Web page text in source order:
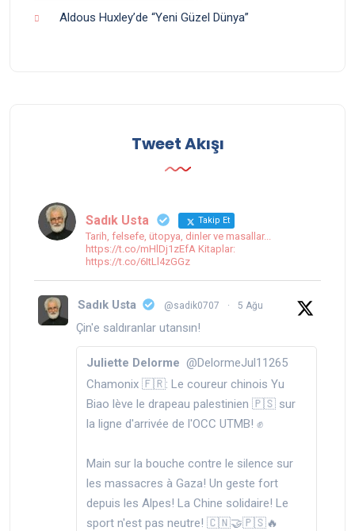
Aldous Huxley’de “Yeni Güzel Dünya”
Tweet Akışı
Sadık Usta Takip Et
Tarih, felsefe, ütopya, dinler ve masallar...
https://t.co/mHlDj1zEfA Kitaplar:
https://t.co/6ItLl4zGGz
Sadık Usta @sadik0707 · 5 Ağu
Çin'e saldıranlar utansın!
Juliette Delorme @DelormeJul11265
Chamonix 🇫🇷: Le coureur chinois Yu
Biao lève le drapeau palestinien 🇵🇸 sur
la ligne d'arrivée de l'OCC UTMB! ✊️
Main sur la bouche contre le silence sur
les massacres à Gaza! Un geste fort
depuis les Alpes! La Chine solidaire! Le
sport n'est pas neutre! 🇨🇳🤝🇵🇸🔥